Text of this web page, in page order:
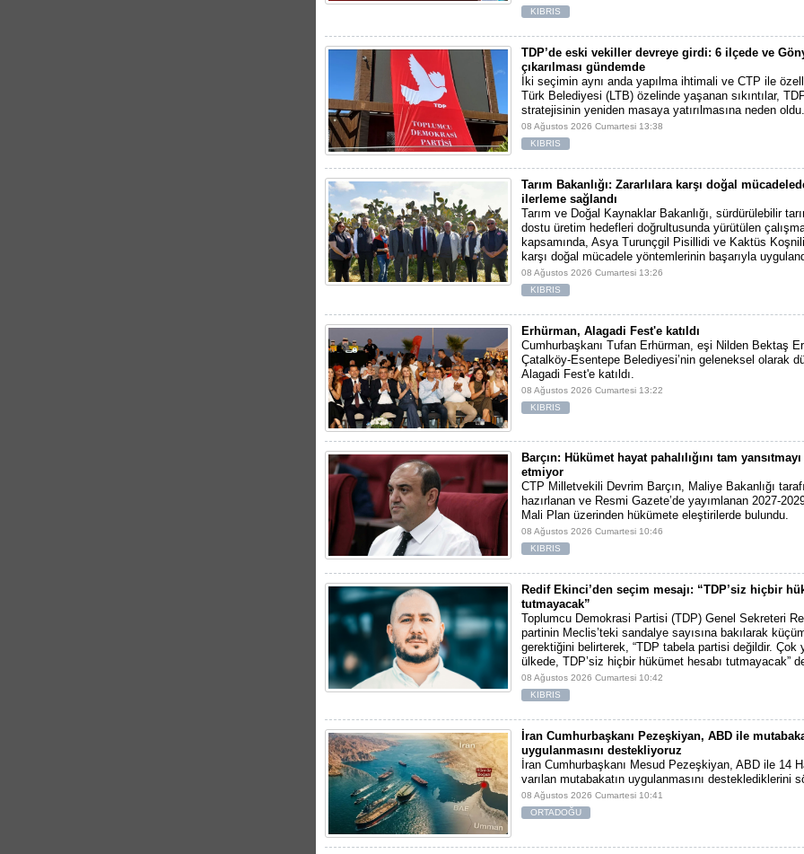
KIBRIS
TDP’de eski vekiller devreye girdi: 6 ilçede ve
çıkarılması gündemde
İki seçimin aynı anda yapılma ihtimali ve CTP ile
Türk Belediyesi (LTB) özelinde yaşanan sıkıntılar,
stratejisinin yeniden masaya yatırılmasına neden oldu.
08 Ağustos 2026 Cumartesi 13:38
KIBRIS
Tarım Bakanlığı: Zararlılara karşı doğal
ilerleme sağlandı
Tarım ve Doğal Kaynaklar Bakanlığı, sürdürülebilir
dostu üretim hedefleri doğrultusunda yürütülen
kapsamında, Asya Turunçgil Pisillidi ve Kaktüs Koşnili
karşı doğal mücadele yöntemlerinin başarıyla
08 Ağustos 2026 Cumartesi 13:26
KIBRIS
Erhürman, Alagadi Fest'e katıldı
Cumhurbaşkanı Tufan Erhürman, eşi Nilden Bektaş
Çatalköy-Esentepe Belediyesi’nin geleneksel olarak
Alagadi Fest'e katıldı.
08 Ağustos 2026 Cumartesi 13:22
KIBRIS
Barçın: Hükümet hayat pahalılığını tam
etmiyor
CTP Milletvekili Devrim Barçın, Maliye Bakanlığı
hazırlanan ve Resmi Gazete’de yayımlanan 2027-
Mali Plan üzerinden hükümete eleştirilerde bulundu.
08 Ağustos 2026 Cumartesi 10:46
KIBRIS
Redif Ekinci’den seçim mesajı: “TDP’siz hiçbir
tutmayacak”
Toplumcu Demokrasi Partisi (TDP) Genel Sekreteri
partinin Meclis’teki sandalye sayısına bakılarak
gerektiğini belirterek, “TDP tabela partisi değildir. Çok
ülkede, TDP’siz hiçbir hükümet hesabı tutmayacak”
08 Ağustos 2026 Cumartesi 10:42
KIBRIS
İran Cumhurbaşkanı Pezeşkiyan, ABD ile
uygulanmasını destekliyoruz
İran Cumhurbaşkanı Mesud Pezeşkiyan, ABD ile 14
varılan mutabakatın uygulanmasını desteklediklerini
08 Ağustos 2026 Cumartesi 10:41
ORTADOĞU